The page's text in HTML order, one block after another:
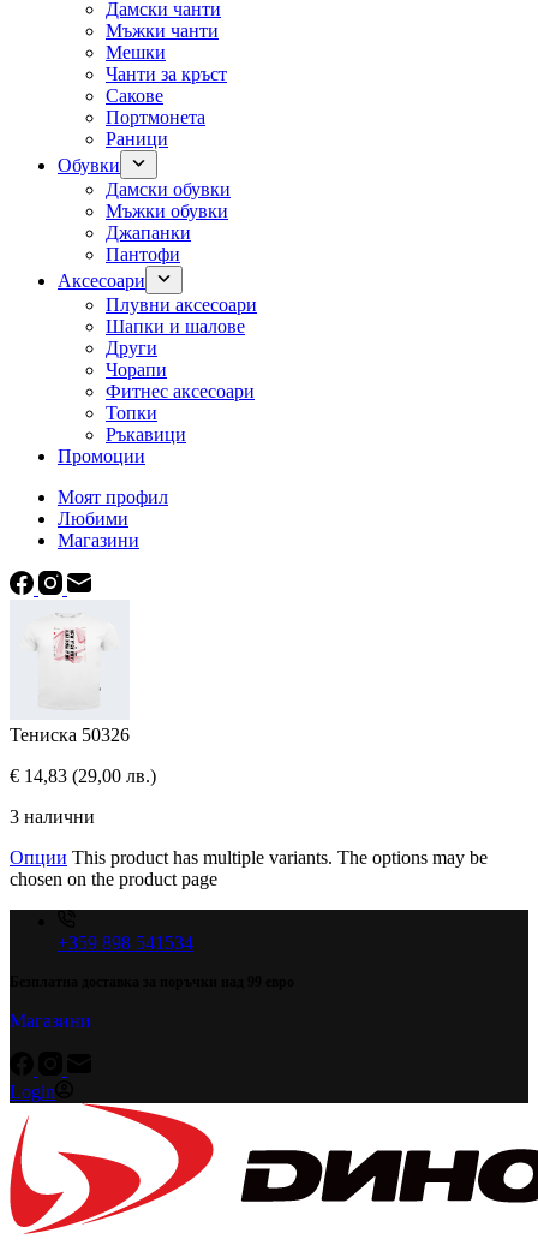
Дамски чанти
Мъжки чанти
Мешки
Чанти за кръст
Сакове
Портмонета
Раници
Обувки
Дамски обувки
Мъжки обувки
Джапанки
Пантофи
Аксесоари
Плувни аксесоари
Шапки и шалове
Други
Чорапи
Фитнес аксесоари
Топки
Ръкавици
Промоции
Моят профил
Любими
Магазини
Тениска 50326
€ 14,83 (29,00 лв.)
3 налични
Опции This product has multiple variants. The options may be
chosen on the product page
+359 898 541534
Магазини
Login